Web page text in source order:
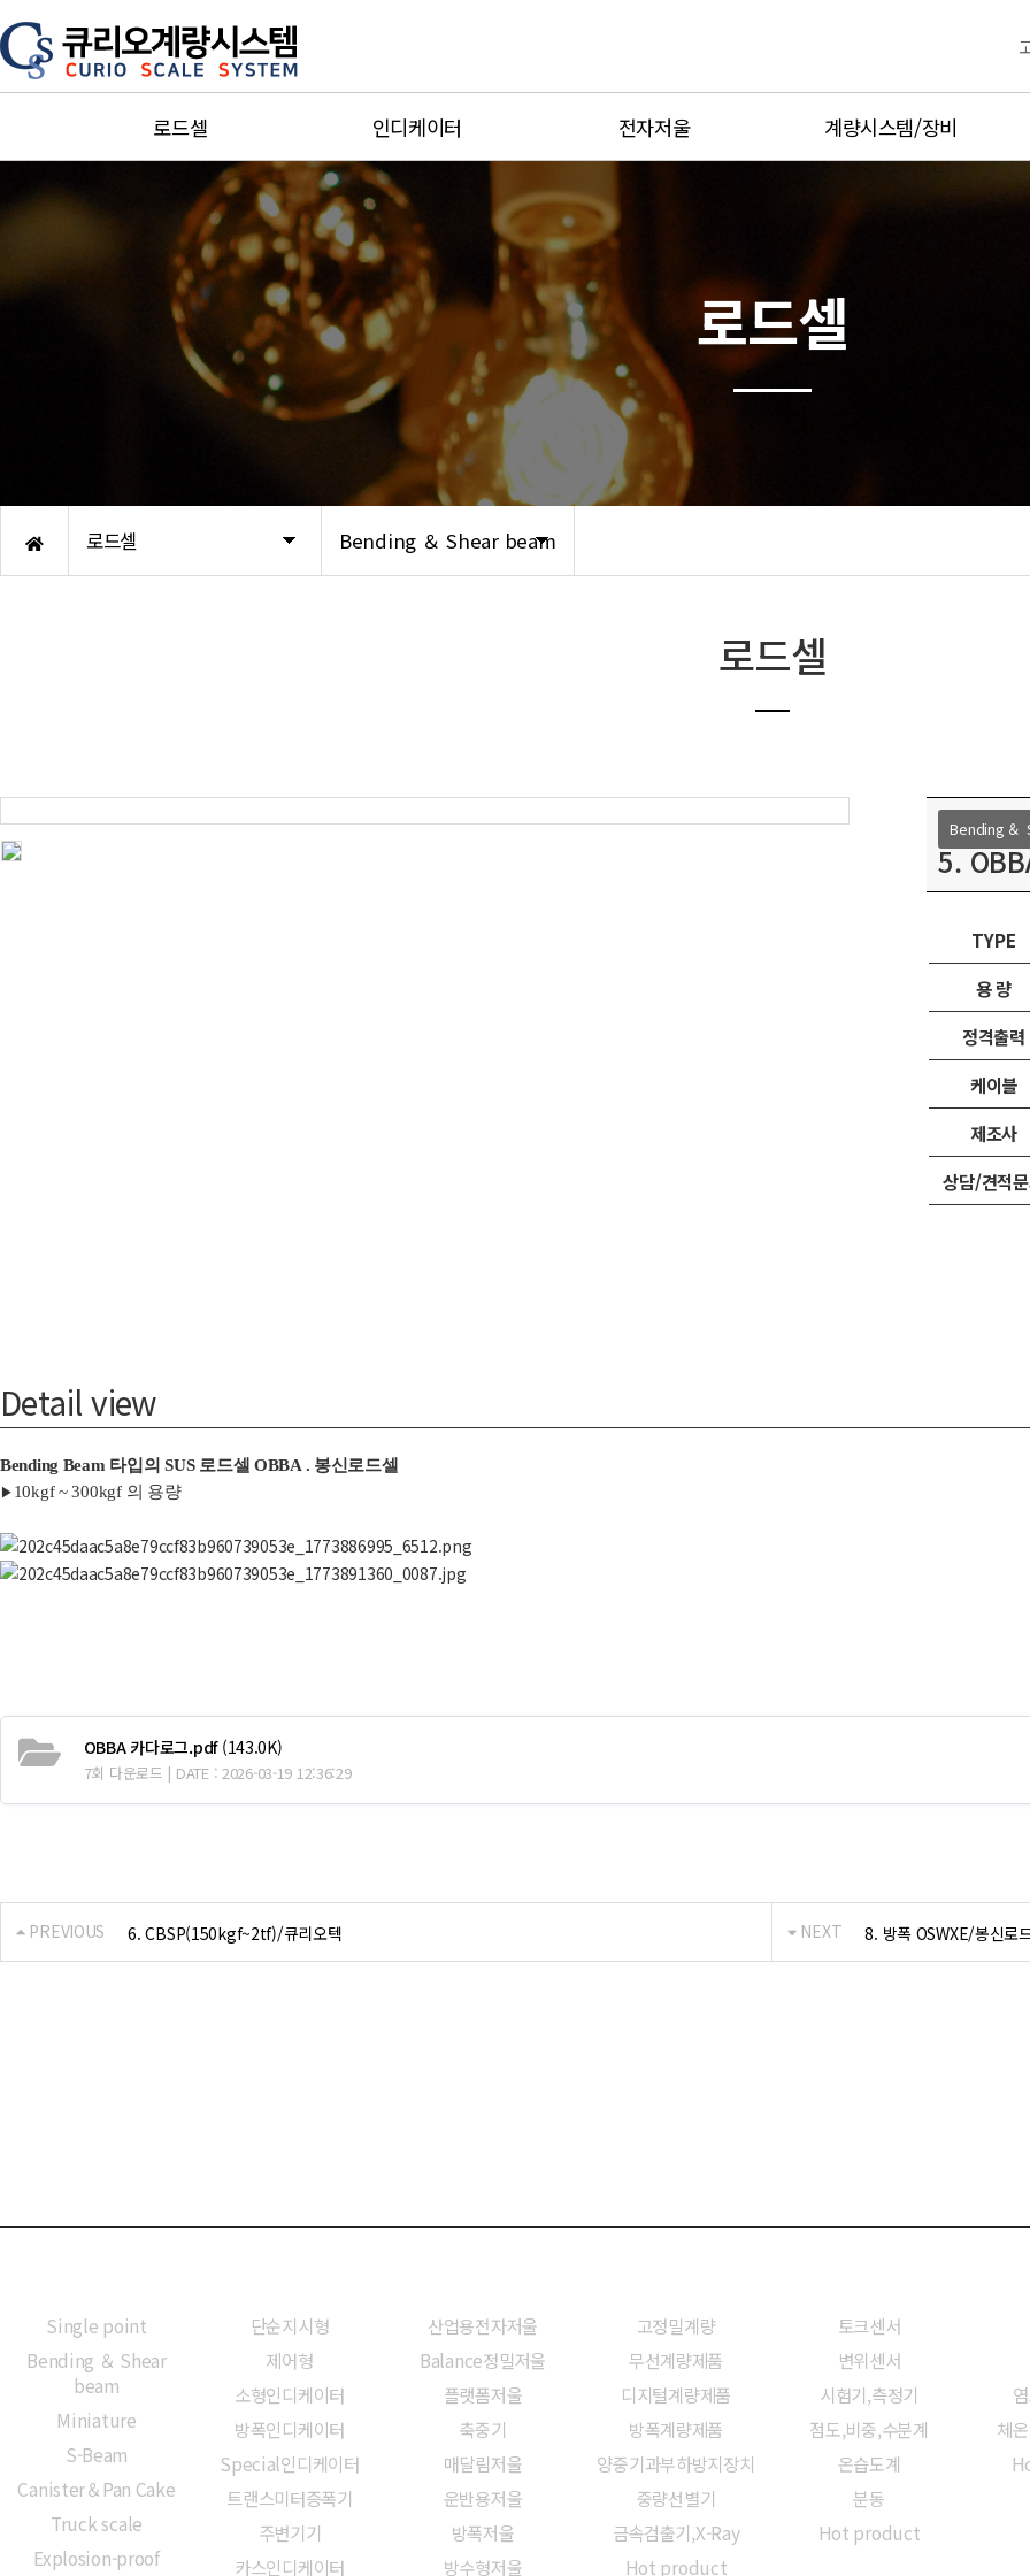
로드셀
Bending ＆ Shear
Canister＆Pan Cake
Torque sensor
인디케이터
단순지시형
제어형
소형인디케이터
방폭인디케이터
Special인디케이터
트랜스미터증폭기
주변기기
카스인디케이터
세화인디케이터
화인인디케이터
전자저울
산업용전자저울
Balance정밀저울
플랫폼저울
축중기
매달림저울
운반용저울
방폭저울
방수형저울
유통형저울
계량시스템/장비
무선계량제품
방폭계량제품
양중기과부하방지장치
로드셀 Bending ＆ Shear beam
로드셀
로드셀
Bending ＆
5.
TYPE
용 량
정격출력
케이블
제조사
상담/견적
Detail view
Bending Beam 타입의 SUS 로드셀 OBBA . 봉신로드셀
▶ 10kgf ~ 300kgf 의 용량
OBBA 카다로그.pdf(143.0K)
7회 다운로드 | DATE : 2026-03-19 12:36:29
PREVIOUS 6. CBSP(150kgf~2tf)/큐리오텍 NEXT 8. 방폭 OSWXE/봉신로
Single point
Bending ＆ Shear
beam
Miniature
S-Beam
Canister＆Pan Cake
Truck scale
Explosion-proof
단순지시형
제어형
소형인디케이터
방폭인디케이터
Special인디케이터
트랜스미터증폭기
주변기기
카스인디케이터
산업용전자저울
Balance정밀저울
플랫폼저울
축중기
매달림저울
운반용저울
방폭저울
방수형저울
고정밀계량
무선계량제품
디지털계량제품
방폭계량제품
양중기과부하방지장치
중량선별기
금속검출기,X-Ray
Hot product
토크센서
변위센서
시험기,측정기
점도,비중,수분계
온습도계
분동
Hot product
체